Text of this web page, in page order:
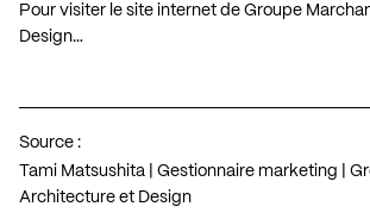
Pour visiter le site internet de Groupe
Design…
Source :
Tami Matsushita | Gestionnaire marketing |
Architecture et Design